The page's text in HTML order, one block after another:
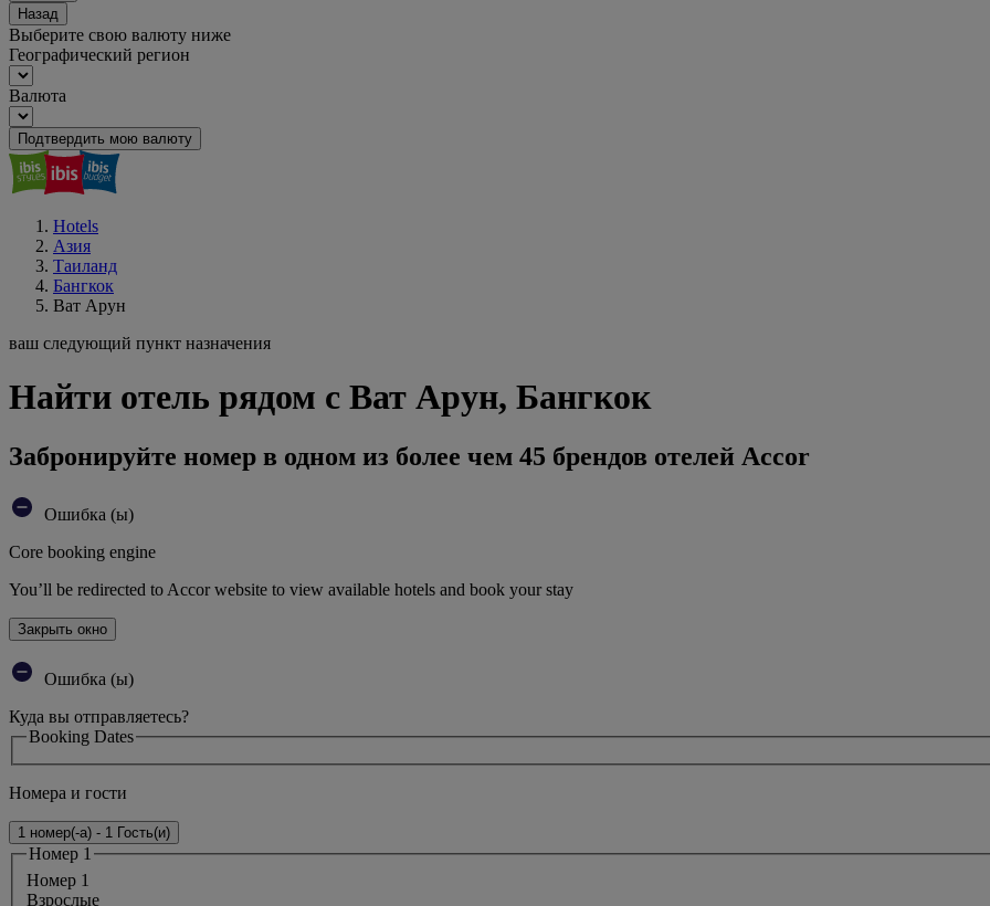
Назад
Выберите свою валюту ниже
Географический регион
Валюта
Подтвердить мою валюту
Hotels
Азия
Таиланд
Бангкок
Ват Арун
ваш следующий пункт назначения
Найти отель рядом с Ват Арун, Бангкок
Забронируйте номер в одном из более чем 45 брендов отелей Accor
Ошибка (ы)
Core booking engine
You’ll be redirected to Accor website to view available hotels and book your stay
Закрыть окно
Ошибка (ы)
Куда вы отправляетесь?
Booking Dates
Номера и гости
1 номер(-а) - 1 Гость(и)
Номер 1
Номер 1
Bзрослые